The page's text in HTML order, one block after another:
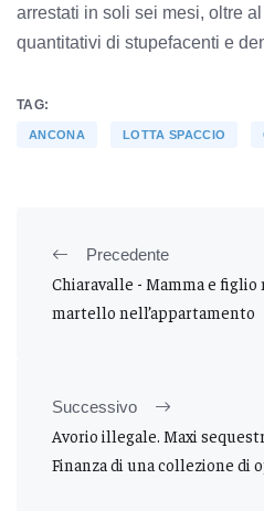
arrestati in soli sei mesi, oltre
quantitativi di stupefacenti e
TAG:
ANCONA LOTTA SPACCIO
Precedente
Chiaravalle - Mamma e
martello nell’appartamento
Successivo
Avorio illegale. Maxi
Finanza di una collezione di